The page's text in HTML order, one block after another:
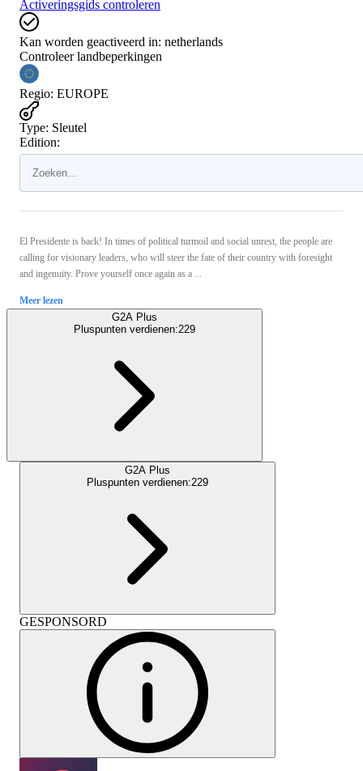
Activeringsgids controleren
Kan worden geactiveerd in: netherlands
Controleer landbeperkingen
Regio: EUROPE
Type: Sleutel
Edition:
El Presidente is back! In times of political turmoil and social unrest, the people are
calling for visionary leaders, who will steer the fate of their country with foresight
and ingenuity. Prove yourself once again as a ...
Meer lezen
G2A Plus
Pluspunten verdienen:229
G2A Plus
Pluspunten verdienen:229
GESPONSORD